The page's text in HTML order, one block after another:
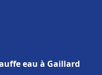
eau à Gaillard